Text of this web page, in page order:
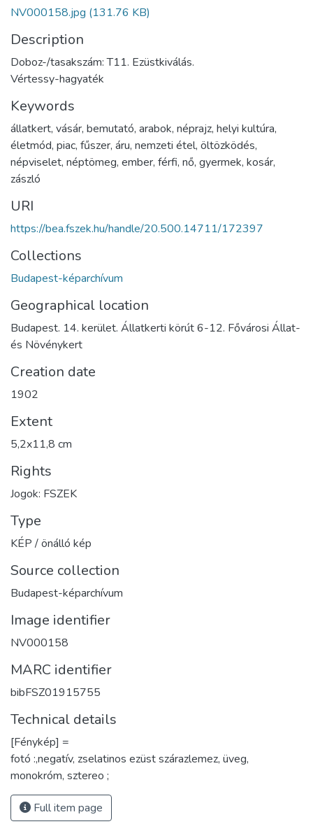
NV000158.jpg (131.76 KB)
Description
Doboz-/tasakszám: T11. Ezüstkiválás.
Vértessy-hagyaték
Keywords
állatkert, vásár, bemutató, arabok, néprajz, helyi kultúra,
életmód, piac, fűszer, áru, nemzeti étel, öltözködés,
népviselet, néptömeg, ember, férfi, nő, gyermek, kosár,
zászló
URI
https://bea.fszek.hu/handle/20.500.14711/172397
Collections
Budapest-képarchívum
Geographical location
Budapest. 14. kerület. Állatkerti körút 6-12. Fővárosi Állat-
és Növénykert
Creation date
1902
Extent
5,2x11,8 cm
Rights
Jogok: FSZEK
Type
KÉP / önálló kép
Source collection
Budapest-képarchívum
Image identifier
NV000158
MARC identifier
bibFSZ01915755
Technical details
[Fénykép] =
fotó :,negatív, zselatinos ezüst szárazlemez, üveg,
monokróm, sztereo ;
Full item page